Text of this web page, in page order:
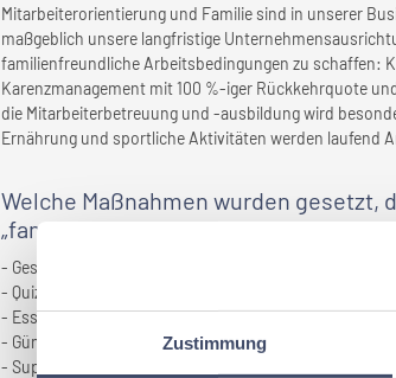
Zustimmung
Mitarbeiterorientierung und Familie sind in unserer
maßgeblich unsere langfristige
familienfreundliche Arbeitsbedingungen zu schaffen:
Karenzmanagement mit 100 %-iger Rückkehrquote
die Mitarbeiterbetreuung und -ausbildung wird
Ernährung und sportliche Aktivitäten werden laufend
Welche Maßnahmen wurden gesetzt,
„familienfreundlich” gemacht haben?
- Gesundheitstage und Aktionstage "Die Region und
- Quiz zur gesunden Ernährung
- Essenkostenzuschuss mit Möglichkeit zur Mitnahme
- Günstige Fitness-Angebote im Therapiezentrum
- Supervision, Coaching und Krisenintervention bei